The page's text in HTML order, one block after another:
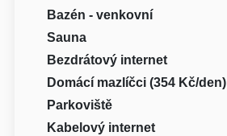
Bazén - venkovní
Sauna
Bezdrátový internet
Domácí mazlíčci (354 Kč/den)
Parkoviště
Kabelový internet